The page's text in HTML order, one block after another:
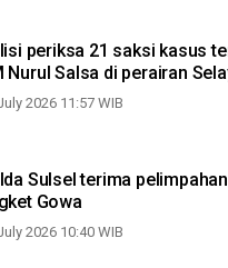
periksa 21 saksi kasus
Nurul Salsa di perairan
2026 11:57 WIB
Sulsel terima
Gowa
2026 10:40 WIB